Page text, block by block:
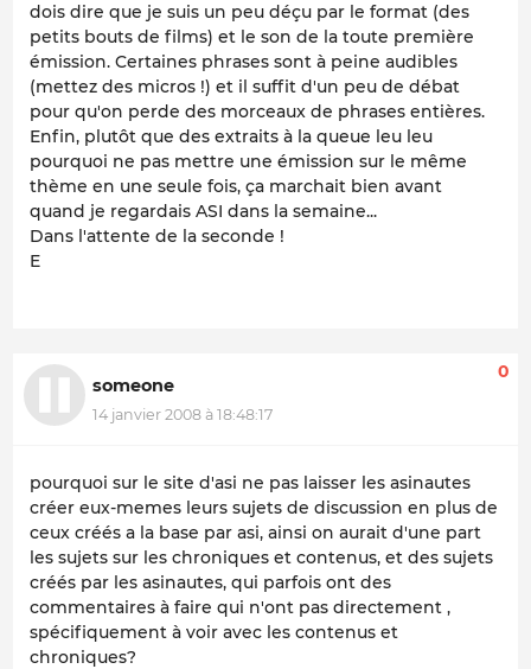
dois dire que je suis un peu déçu par le format (des
petits bouts de films) et le son de la toute première
émission. Certaines phrases sont à peine audibles
(mettez des micros !) et il suffit d'un peu de débat
pour qu'on perde des morceaux de phrases entières.
Enfin, plutôt que des extraits à la queue leu leu
pourquoi ne pas mettre une émission sur le même
thème en une seule fois, ça marchait bien avant
quand je regardais ASI dans la semaine...
Dans l'attente de la seconde !
E
someone
14 janvier 2008 à 18:48:17
0
pourquoi sur le site d'asi ne pas laisser les asinautes
créer eux-memes leurs sujets de discussion en plus de
ceux créés a la base par asi, ainsi on aurait d'une part
les sujets sur les chroniques et contenus, et des sujets
créés par les asinautes, qui parfois ont des
commentaires à faire qui n'ont pas directement ,
spécifiquement à voir avec les contenus et
chroniques?